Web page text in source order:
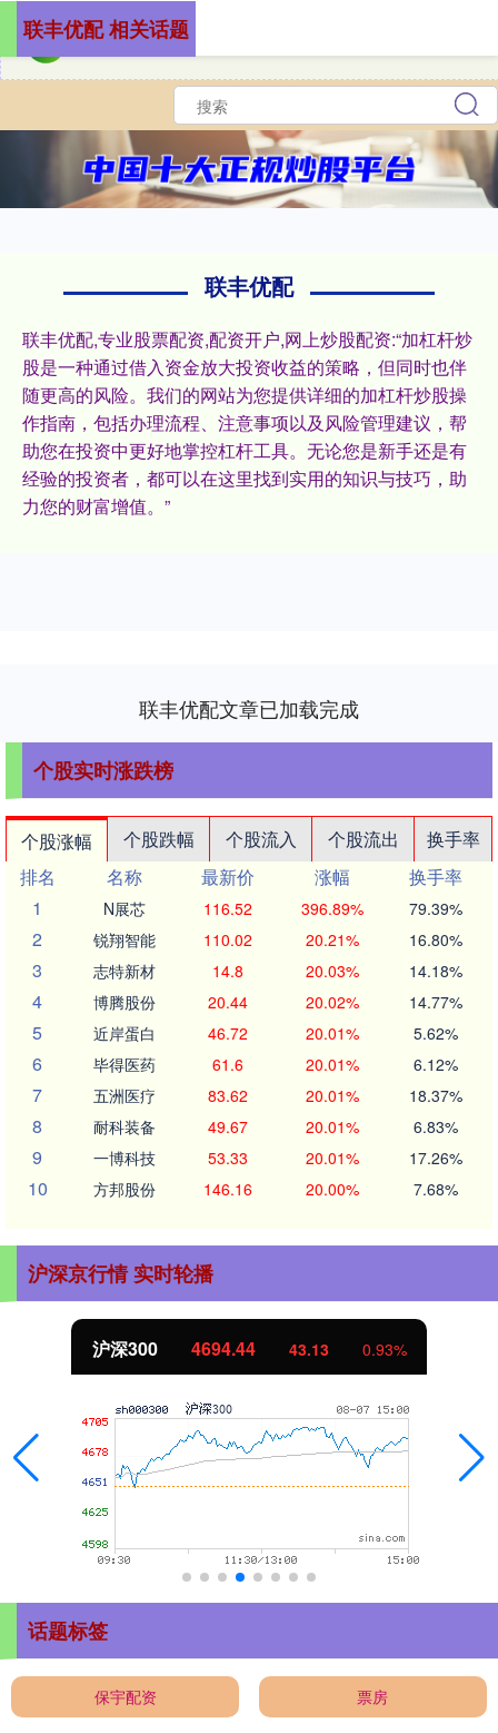
联丰优配
联丰优配,专业股票配资,配资开户,网上炒股配资:“加杠杆炒
股是一种通过借入资金放大投资收益的策略，但同时也伴
随更高的风险。我们的网站为您提供详细的加杠杆炒股操
作指南，包括办理流程、注意事项以及风险管理建议，帮
助您在投资中更好地掌控杠杆工具。无论您是新手还是有
经验的投资者，都可以在这里找到实用的知识与技巧，助
力您的财富增值。”
联丰优配 相关话题
联丰优配文章已加载完成
个股实时涨跌榜
个股涨幅 个股跌幅 个股流入 个股流出
换手率
排名
名称 最新价 涨幅
换手率
1
N展芯 116.52 396.89% 79.39%
2 锐翔智能 110.02 20.21% 16.80%
3 志特新材 14.8 20.03% 14.18%
4 博腾股份 20.44 20.02% 14.77%
5 近岸蛋白 46.72 20.01% 5.62%
6 毕得医药 61.6 20.01% 6.12%
7 五洲医疗 83.62 20.01% 18.37%
8 耐科装备 49.67 20.01% 6.83%
9 一博科技 53.33 20.01% 17.26%
10 方邦股份 146.16 20.00% 7.68%
沪深京行情 实时轮播
北证50 1134.24 11.37 1.01%
话题标签
保宇配资 票房